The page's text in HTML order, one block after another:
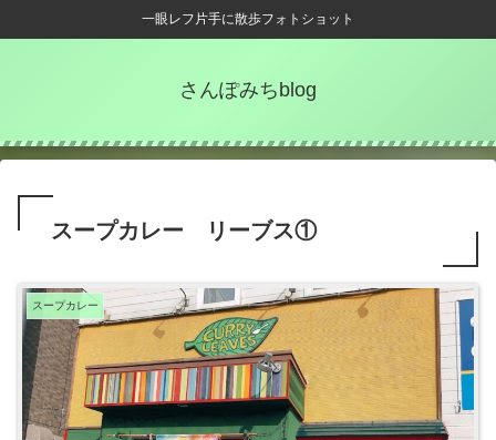
一眼レフ片手に散歩フォトショット
さんぽみちblog
スープカレー リーブス①
スープカレー